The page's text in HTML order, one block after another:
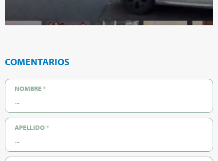
COMENTARIOS
NOMBRE*
APELLIDO*